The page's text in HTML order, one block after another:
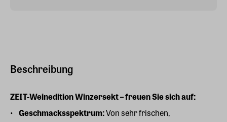
Beschreibung
ZEIT-Weinedition Winzersekt – freuen Sie sich auf:
Geschmacksspektrum:Von sehr frischen,